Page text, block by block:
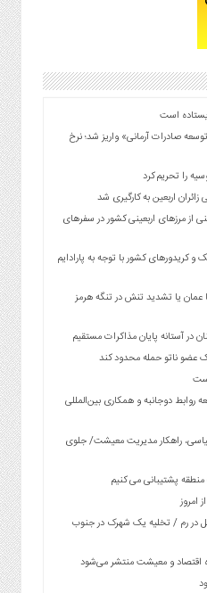
است
توسعه صادرات آرمانی» واریز شد؛ نرخ
زائر حسینی از مرزهای اربعینی کشور در سفرهای
کریدورهای کشور با توجه به پارادایم
عمان یا تشدید تنش در تنگه هرمز
در آستانه پایان مذاکرات مستقیم
عضو ناتو حمله محدود کند
روابط دوجانبه و همکاری بین‌المللی
راهکار مدیریت معیشت/ جلوی
منطقه پشتیبانی می کنیم
در رم / تخلیه یک شهرک در جنوب
اقتصاد و معیشت منتشر می‌شود